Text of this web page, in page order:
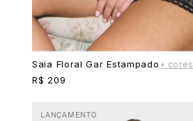
Saia Floral Gar Estampado + cores
R$ 209
LANÇAMENTO